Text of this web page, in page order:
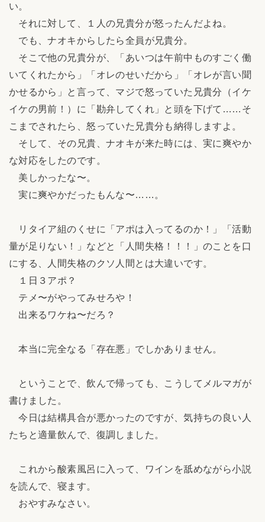
い。
それに対して、１人の兄貴分が怒ったんだよね。
でも、ナオキからしたら全員が兄貴分。
そこで他の兄貴分が、「あいつは午前中ものすごく働
いてくれたから」「オレのせいだから」「オレが言い聞
かせるから」と言って、マジで怒っていた兄貴分（イケ
イケの男前！）に「勘弁してくれ」と頭を下げて……そ
こまでされたら、怒っていた兄貴分も納得しますよ。
そして、その兄貴、ナオキが来た時には、実に爽やか
な対応をしたのです。
美しかったな〜。
実に爽やかだったもんな〜……。
リタイア組のくせに「アポは入ってるのか！」「活動
量が足りない！」などと「人間失格！！！」のことを口
にする、人間失格のクソ人間とは大違いです。
１日３アポ？
テメ〜がやってみせろや！
出来るワケね〜だろ？
本当に完全なる「存在悪」でしかありません。
ということで、飲んで帰っても、こうしてメルマガが
書けました。
今日は結構具合が悪かったのですが、気持ちの良い人
たちと適量飲んで、復調しました。
これから酸素風呂に入って、ワインを舐めながら小説
を読んで、寝ます。
おやすみなさい。